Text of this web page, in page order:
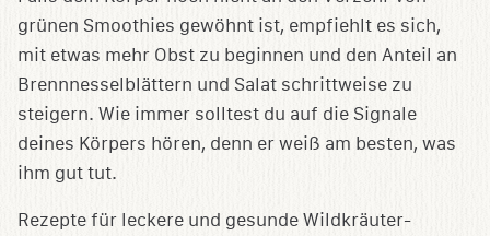
grünen Smoothies gewöhnt ist, empfiehlt es sich,
mit etwas mehr Obst zu beginnen und den Anteil an
Brennnesselblättern und Salat schrittweise zu
steigern. Wie immer solltest du auf die Signale
deines Körpers hören, denn er weiß am besten, was
ihm gut tut.
Rezepte für leckere und gesunde Wildkräuter-